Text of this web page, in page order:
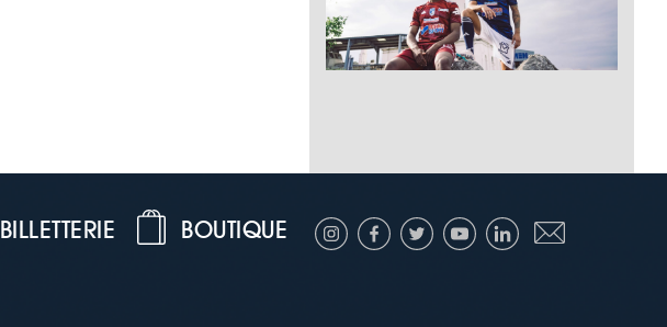
BOUTIQUE
BILLETTERIE